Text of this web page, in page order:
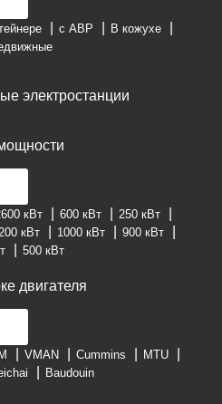
с АВР
В кожухе
электростанции
кВт 600 кВт
250 кВт
кВт 1000 кВт
900 кВт
500 кВт
двигателя
VMAN Cummins
MTU
Baudouin